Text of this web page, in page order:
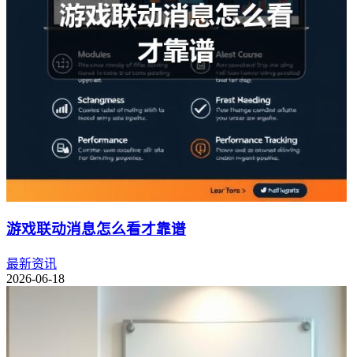
游戏联动消息怎么看才靠谱
最新资讯
2026-06-18